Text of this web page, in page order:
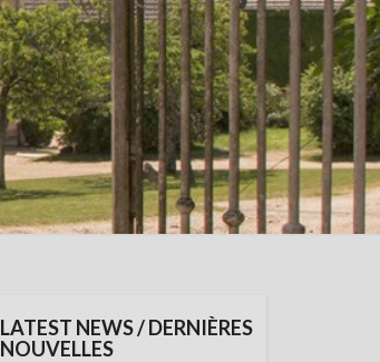
LATEST NEWS / DERNIÈRES
NOUVELLES